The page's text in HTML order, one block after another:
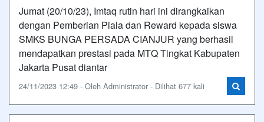
Jumat (20/10/23), Imtaq rutin hari ini dirangkaikan
dengan Pemberian Piala dan Reward kepada siswa
SMKS BUNGA PERSADA CIANJUR yang berhasil
mendapatkan prestasi pada MTQ Tingkat Kabupaten
Jakarta Pusat diantar
24/11/2023 12:49 - Oleh Administrator - Dilihat 677 kali